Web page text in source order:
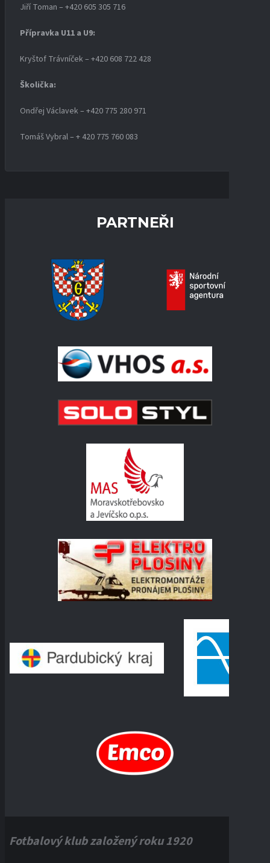
Jiří Toman – +420 605 305 716
Přípravka U11 a U9:
Kryštof Trávníček – +420 608 722 428
Školička:
Ondřej Václavek – +420 775 280 971
Tomáš Vybral – + 420 775 760 083
PARTNEŘI
Fotbalový klub založený roku 1920